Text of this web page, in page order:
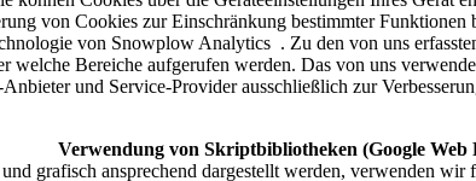
von Cookies zur Einschränkung bestimmter Funktionen
von Snowplow Analytics . Zu den von uns
welche Bereiche aufgerufen werden. Das von uns
und Service-Provider ausschließlich zur
Verwendung von Skriptbibliotheken (Google Web
grafisch ansprechend dargestellt werden, verwenden